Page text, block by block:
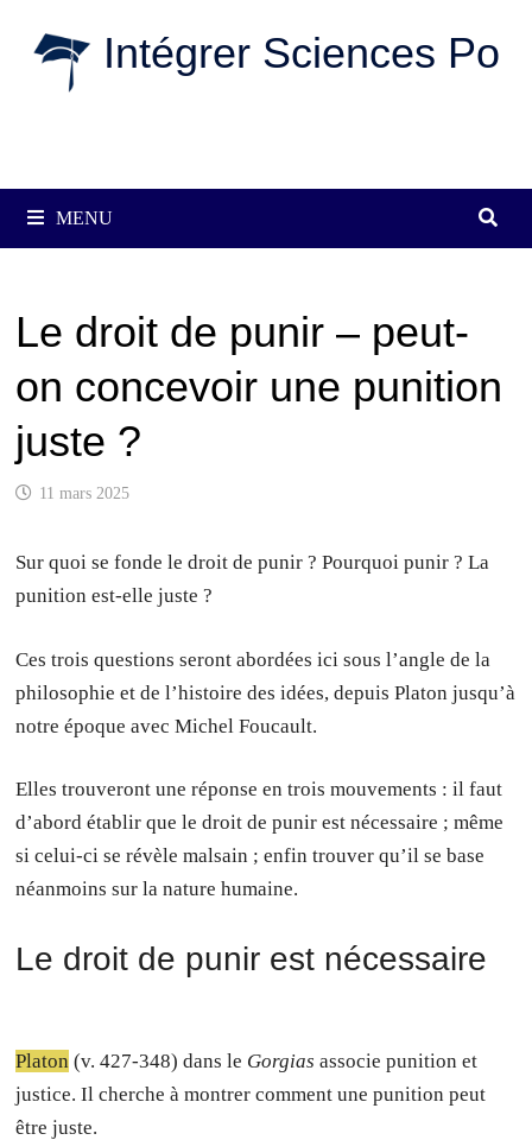
Intégrer Sciences Po
MENU
Le droit de punir – peut-
on concevoir une punition
juste ?
11 mars 2025
Sur quoi se fonde le droit de punir ? Pourquoi punir ? La
punition est-elle juste ?
Ces trois questions seront abordées ici sous l’angle de la
philosophie et de l’histoire des idées, depuis Platon jusqu’à
notre époque avec Michel Foucault.
Elles trouveront une réponse en trois mouvements : il faut
d’abord établir que le droit de punir est nécessaire ; même
si celui-ci se révèle malsain ; enfin trouver qu’il se base
néanmoins sur la nature humaine.
Le droit de punir est nécessaire
Platon (v. 427-348) dans le Gorgiasassocie punition et
justice. Il cherche à montrer comment une punition peut
être juste.